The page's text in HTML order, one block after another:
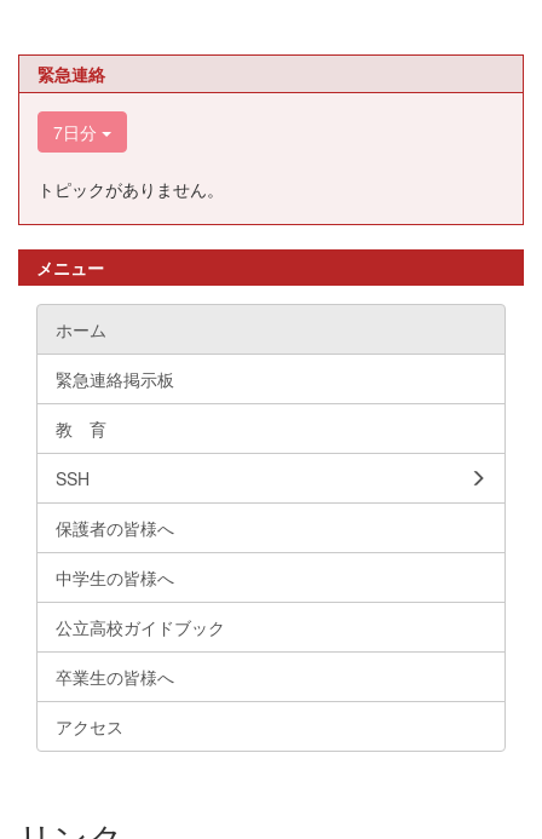
緊急連絡
7日分
トピックがありません。
メニュー
ホーム
緊急連絡掲示板
教 育
SSH
保護者の皆様へ
中学生の皆様へ
公立高校ガイドブック
卒業生の皆様へ
アクセス